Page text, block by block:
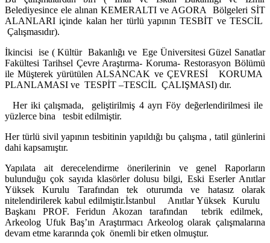
Belediyesince ele alınan KEMERALTI ve AGORA Bölgeleri SİT
ALANLARI içinde kalan her türlü yapının TESBİT ve TESCİL
Çalışmasıdır).
İkincisi ise ( Kültür Bakanlığı ve Ege Üniversitesi Güzel Sanatlar
Fakültesi Tarihsel Çevre Araştırma- Koruma- Restorasyon Bölümü
ile Müşterek yürütülen ALSANCAK ve ÇEVRESİ KORUMA
PLANLAMASI ve TESPİT –TESCİL ÇALIŞMASI) dır.
Her iki çalışmada, geliştirilmiş 4 ayrı Föy değerlendirilmesi ile
yüzlerce bina tesbit edilmiştir.
Her türlü sivil yapının tesbitinin yapıldığı bu çalışma , tatil günlerini
dahi kapsamıştır.
Yapılata ait derecelendirme önerilerinin ve genel Raporların
bulunduğu çok sayıda klasörler dolusu bilgi, Eski Eserler Anıtlar
Yüksek Kurulu Tarafından tek oturumda ve hatasız olarak
nitelendirilerek kabul edilmiştir.İstanbul Anıtlar Yüksek Kurulu
Başkanı PROF. Feridun Akozan tarafından tebrik edilmek,
Arkeolog Ufuk Baş’ın Araştırmacı Arkeolog olarak çalışmalarına
devam etme kararında çok önemli bir etken olmuştur.